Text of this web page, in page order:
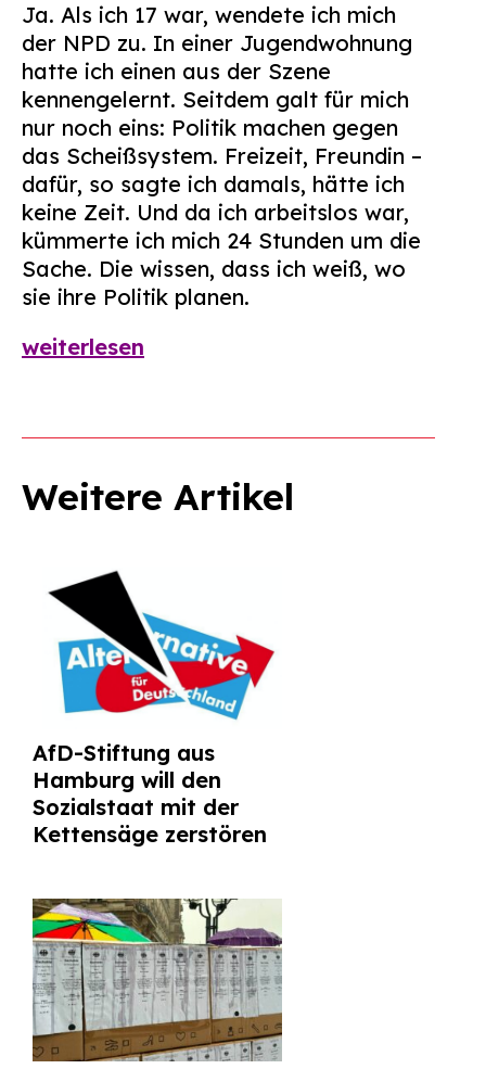
Ja. Als ich 17 war, wendete ich mich
der NPD zu. In einer Jugendwohnung
hatte ich einen aus der Szene
kennengelernt. Seitdem galt für mich
nur noch eins: Politik machen gegen
das Scheißsystem. Freizeit, Freundin –
dafür, so sagte ich damals, hätte ich
keine Zeit. Und da ich arbeitslos war,
kümmerte ich mich 24 Stunden um die
Sache. Die wissen, dass ich weiß, wo
sie ihre Politik planen.
weiterlesen
Weitere Artikel
AfD-Stiftung aus
Hamburg will den
Sozialstaat mit der
Kettensäge zerstören